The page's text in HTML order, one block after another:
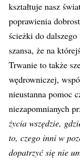
kształtuje nasz
poprawienia
ścieżki do
szansa, że na
Trwanie to także
wędrowniczej,
nieustanna pomoc
niezapomnianych
życia wszędzie,
to, czego inni w
dopatrzyć się nie